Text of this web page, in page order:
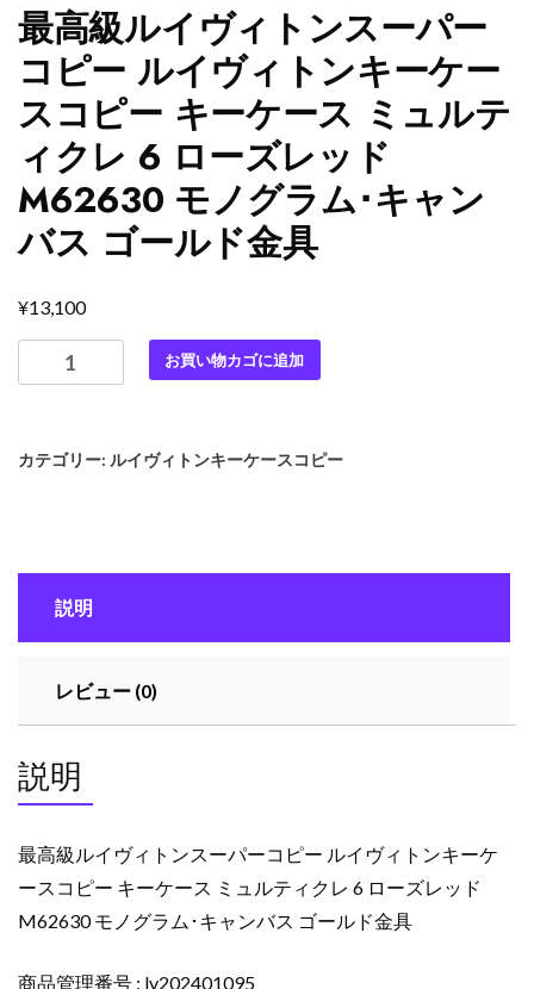
最高級ルイヴィトンスーパー
コピー ルイヴィトンキーケー
スコピー キーケース ミュルテ
ィクレ 6 ローズレッド
M62630 モノグラム･キャン
バス ゴールド金具
¥13,100
高
イ
ン
ー
コ
ー
ル
ヴ
ィ
ト
キ
お買い物カゴに追加
カテゴリー: ルイヴィトンキーケースコピー
説明
レビュー (0)
説明
最高級ルイヴィトンスーパーコピー ルイヴィトンキーケ
ースコピー キーケース ミュルティクレ 6 ローズレッド
M62630 モノグラム･キャンバス ゴールド金具
商品管理番号 : lv202401095